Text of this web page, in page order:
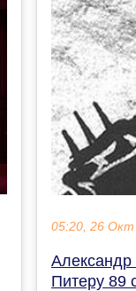
05:20, 26 Окт
Питеру 89